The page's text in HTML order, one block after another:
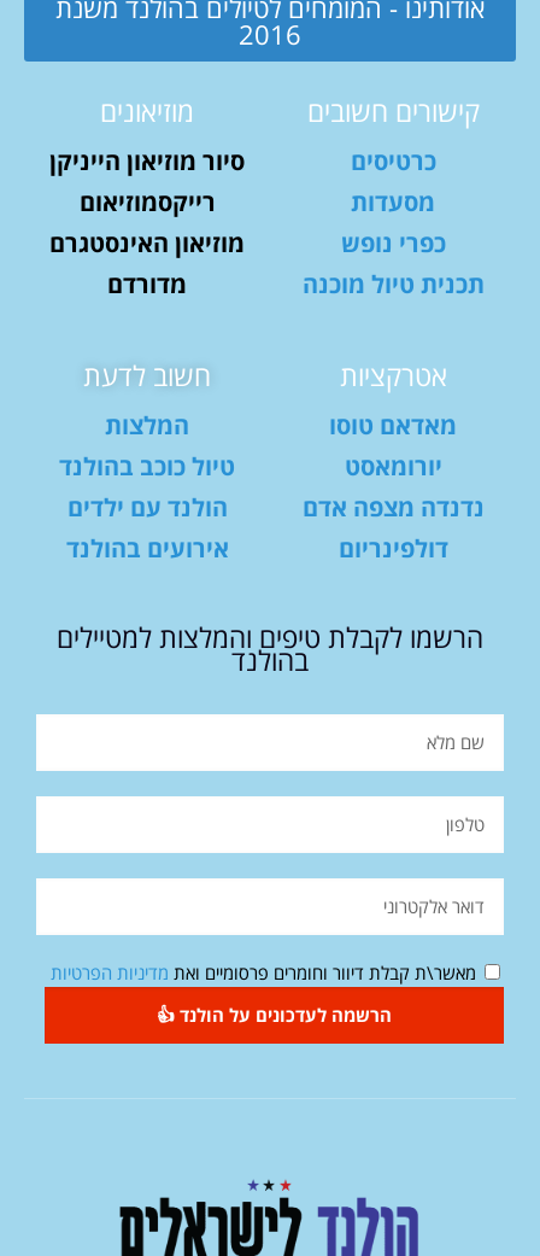
2016
קישורים חשובים
כרטיסים
מסעדות
כפרי נופש
תכנית טיול מוכנה
מוזיאונים
סיור מוזיאון הייניקן
רייקסמוזיאום
מוזיאון האינסטגרם
מדורדם
אטרקציות
מאדאם טוסו
יורומאסט
נדנדה מצפה אדם
דולפינריום
חשוב לדעת
המלצות
טיול כוכב בהולנד
הולנד עם ילדים
אירועים בהולנד
הרשמו לקבלת טיפים והמלצות למטיילים
בהולנד
מאשר\ת קבלת דיוור וחומרים פרסומיים ואת מדיניות הפרטיות
הרשמה לעדכונים על הולנד 👍